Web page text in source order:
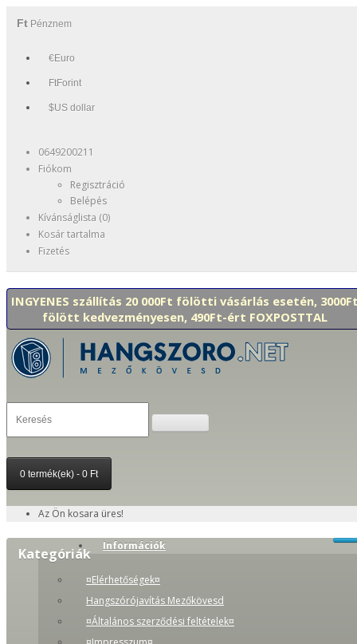
Ft Pénznem
€Euro
FtForint
$US dollar
0649200211
Fiókom
Regisztráció
Belépés
Kívánságlista (0)
Kosár tartalma
Fizetés
INGYENES szállítás 20 000Ft fölötti vásárlás esetén,
fölött kedvezményesen, 490Ft-ért FOXPOSTTAL
0 termék(ek) - 0 Ft
Az Ön kosara üres!
Kategóriák Információk
¤Elérhetőségek¤
Hangszórójavítás Mezőkövesd
¤Általános szerződési feltételek¤